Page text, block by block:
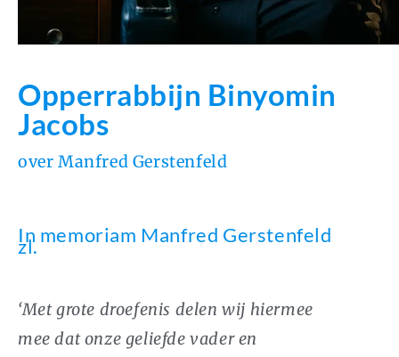
Opperrabbijn Binyomin
Jacobs
over Manfred Gerstenfeld
In memoriam Manfred Gerstenfeld
zl.
‘Met grote droefenis delen wij hiermee
mee dat onze geliefde vader en